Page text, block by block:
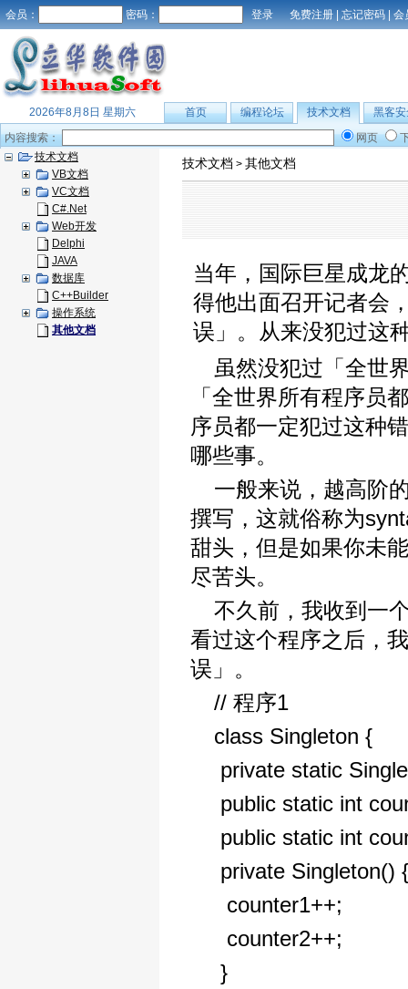
会员： 密码： 免费注册 | 忘记密码 | 会
2026年8月8日 星期六 首页 编程论坛 技术文档
黑客安
内容搜索：
网页
技术文档
VB文档
VC文档
C#.Net
Web开发
Delphi
JAVA
数据库
C++Builder
操作系统
其他文档
技术文档 > 其他文档
当年，国际巨星成龙
得他出面召开记者会
误」。从来没犯过这
虽然没犯过「全世
「全世界所有程序员
序员都一定犯过这种
哪些事。
一般来说，越高阶
撰写，这就俗称为
甜头，但是如果你未
尽苦头。
不久前，我收到一
看过这个程序之后，
误」。
// 程序1
class Singleton {
private static
public static int
public static int
private Singleton() {
counter1++;
counter2++;
}